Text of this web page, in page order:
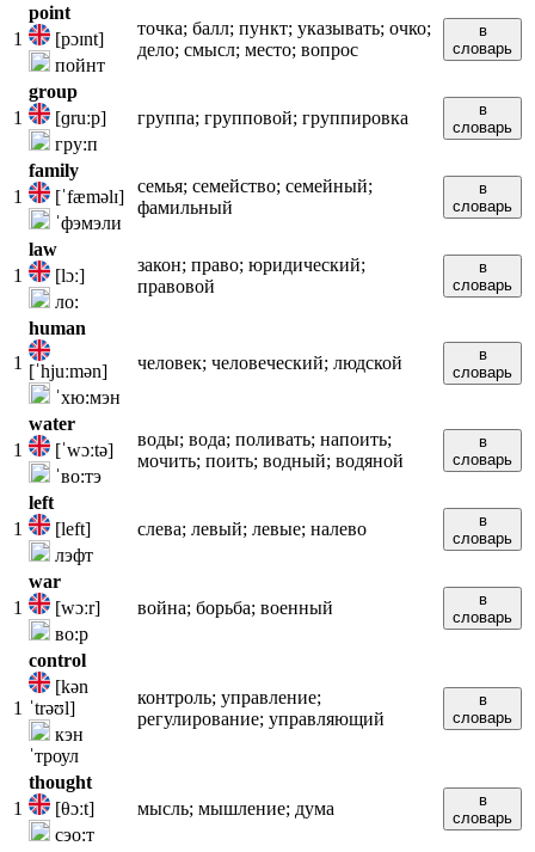
1
point
[pɔɪnt]
пойнт
точка; балл; пункт; указывать; очко;
дело; смысл; место; вопрос
в
словарь
1
group
[ɡruːp]
гру:п
группа; групповой; группировка
в
словарь
1
family
[ˈfæməlɪ]
ˈфэмэли
семья; семейство; семейный;
фамильный
в
словарь
1
law
[lɔː]
ло:
закон; право; юридический;
правовой
в
словарь
1
human
[ˈhjuːmən]
ˈхю:мэн
человек; человеческий; людской
в
словарь
1
water
[ˈwɔːtə]
ˈво:тэ
воды; вода; поливать; напоить;
мочить; поить; водный; водяной
в
словарь
1
left
[left]
лэфт
слева; левый; левые; налево
в
словарь
1
war
[wɔːr]
во:р
война; борьба; военный
в
словарь
1
control
[kən
ˈtrəʊl]
кэн
ˈтроул
контроль; управление;
регулирование; управляющий
в
словарь
1
thought
[θɔːt]
сэо:т
мысль; мышление; дума
в
словарь